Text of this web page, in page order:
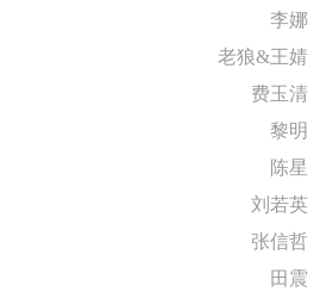
李娜
老狼&王婧
费玉清
黎明
陈星
刘若英
张信哲
田震